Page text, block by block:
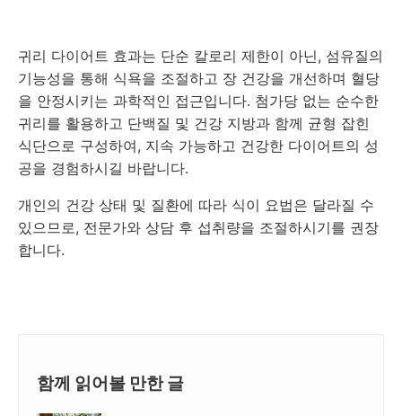
귀리 다이어트 효과는 단순 칼로리 제한이 아닌, 섬유질의
기능성을 통해 식욕을 조절하고 장 건강을 개선하며 혈당
을 안정시키는 과학적인 접근입니다. 첨가당 없는 순수한
귀리를 활용하고 단백질 및 건강 지방과 함께 균형 잡힌
식단으로 구성하여, 지속 가능하고 건강한 다이어트의 성
공을 경험하시길 바랍니다.
개인의 건강 상태 및 질환에 따라 식이 요법은 달라질 수
있으므로, 전문가와 상담 후 섭취량을 조절하시기를 권장
합니다.
함께 읽어볼 만한 글